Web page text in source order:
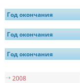
Год окончания
Год окончания
Год окончания
2008